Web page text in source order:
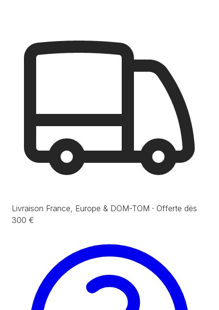
Livraison France, Europe & DOM-TOM · Offerte dès
300 €